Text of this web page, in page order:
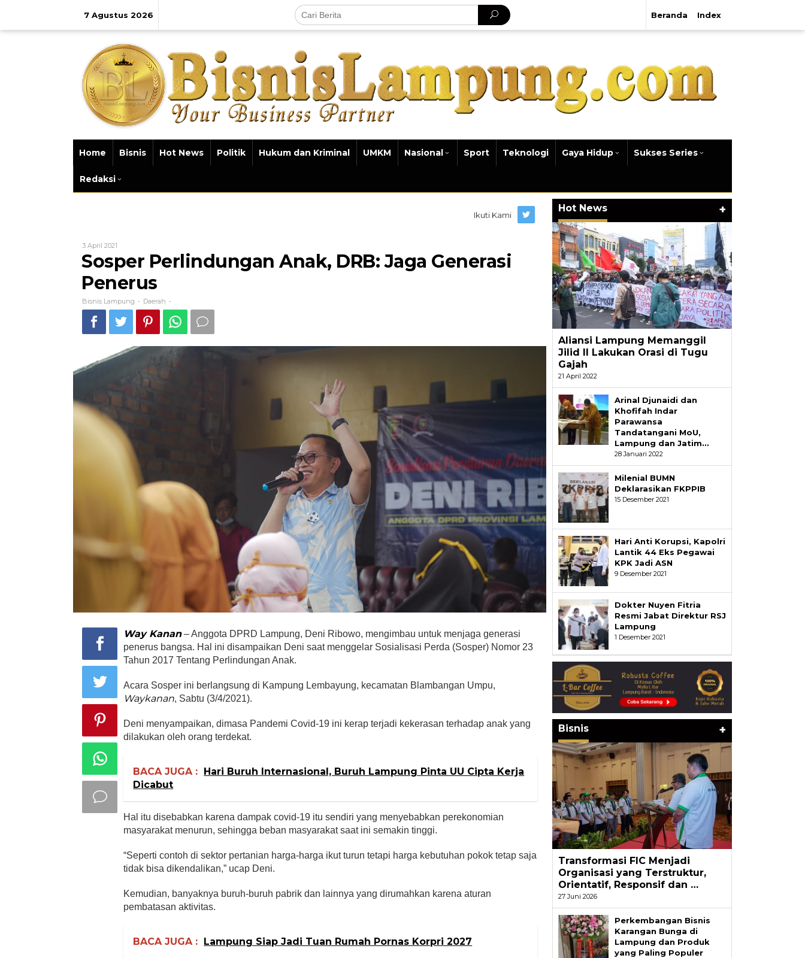
7 Agustus 2026 Beranda Index
Home Bisnis Hot News Politik Hukum dan Kriminal UMKM Nasional Sport Teknologi Gaya Hidup Sukses Series
Redaksi
Ikuti Kami
3 April 2021
Lampung
Sosper Perlindungan Anak, DRB: Jaga Generasi
Penerus
Bisnis Lampung - Daerah -
Way Kanan– Anggota DPRD Lampung, Deni Ribowo, mengimbau untuk menjaga generasi
penerus bangsa. Hal ini disampaikan Deni saat menggelar Sosialisasi Perda (Sosper) Nomor 23
Tahun 2017 Tentang Perlindungan Anak.
Acara Sosper ini berlangsung di Kampung Lembayung, kecamatan Blambangan Umpu,
Waykanan, Sabtu (3/4/2021).
Deni menyampaikan, dimasa Pandemi Covid-19 ini kerap terjadi kekerasan terhadap anak yang
dilakukan oleh orang terdekat.
BACA JUGA : Hari Buruh Internasional, Buruh Lampung Pinta UU Cipta Kerja
Dicabut
Hal itu disebabkan karena dampak covid-19 itu sendiri yang menyebabkan perekonomian
masyarakat menurun, sehingga beban masyarakat saat ini semakin tinggi.
“Seperti contoh di sektor pertanian harga-harga ikut turun tetapi harga kebutuhan pokok tetap saja
tidak bisa dikendalikan,” ucap Deni.
Kemudian, banyaknya buruh-buruh pabrik dan lainnya yang dirumahkan karena aturan
pembatasan aktivitas.
BACA JUGA : Lampung Siap Jadi Tuan Rumah Pornas Korpri 2027
Hot News +
Aliansi Lampung Memanggil
Jilid II Lakukan Orasi di Tugu
Gajah
21 April 2022
Arinal Djunaidi dan
Khofifah Indar
Parawansa
Tandatangani MoU,
Lampung dan Jatim…
28 Januari 2022
Milenial BUMN
Deklarasikan FKPPIB
15 Desember 2021
Hari Anti Korupsi, Kapolri
Lantik 44 Eks Pegawai
KPK Jadi ASN
9 Desember 2021
Dokter Nuyen Fitria
Resmi Jabat Direktur RSJ
Lampung
1 Desember 2021
Bisnis +
Transformasi FIC Menjadi
Organisasi yang Terstruktur,
Orientatif, Responsif dan …
27 Juni 2026
Perkembangan Bisnis
Karangan Bunga di
Lampung dan Produk
yang Paling Populer